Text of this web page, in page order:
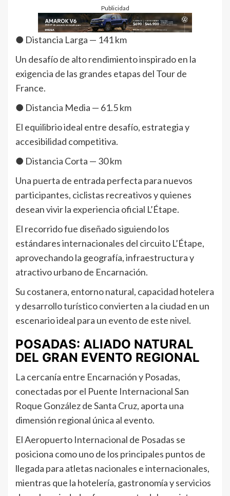
Publicidad
● Distancia Larga — 141 km
Un desafío de alto rendimiento inspirado en la
exigencia de las grandes etapas del Tour de
France.
● Distancia Media — 61.5 km
El equilibrio ideal entre desafío, estrategia y
accesibilidad competitiva.
● Distancia Corta — 30 km
Una puerta de entrada perfecta para nuevos
participantes, ciclistas recreativos y quienes
desean vivir la experiencia oficial L’Étape.
El recorrido fue diseñado siguiendo los
estándares internacionales del circuito L’Étape,
aprovechando la geografía, infraestructura y
atractivo urbano de Encarnación.
Su costanera, entorno natural, capacidad hotelera
y desarrollo turístico convierten a la ciudad en un
escenario ideal para un evento de este nivel.
POSADAS: ALIADO NATURAL
DEL GRAN EVENTO REGIONAL
La cercanía entre Encarnación y Posadas,
conectadas por el Puente Internacional San
Roque González de Santa Cruz, aporta una
dimensión regional única al evento.
El Aeropuerto Internacional de Posadas se
posiciona como uno de los principales puntos de
llegada para atletas nacionales e internacionales,
mientras que la hotelería, gastronomía y servicios